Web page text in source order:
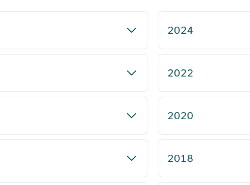
2024
2022
2020
2018